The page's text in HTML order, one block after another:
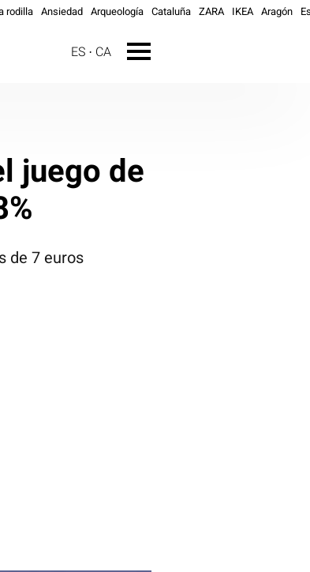
rodilla Ansiedad Arqueología Cataluña ZARA IKEA Aragón
ES CA
juego de
de 7 euros